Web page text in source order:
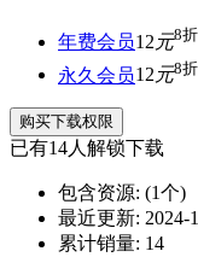
年费会员12 元8折
永久会员12元8折
购买下载权限
已有14人解锁下载
包含资源: (1个)
最近更新: 2024-
累计销量: 14